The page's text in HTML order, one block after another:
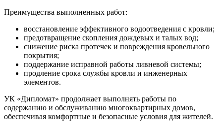
Преимущества выполненных работ:
восстановление эффективного водоотведения с кровли;
предотвращение скопления дождевых и талых вод;
снижение риска протечек и повреждения кровельного
покрытия;
поддержание исправной работы ливневой системы;
продление срока службы кровли и инженерных
элементов.
УК «Дипломат» продолжает выполнять работы по
содержанию и обслуживанию многоквартирных домов,
обеспечивая комфортные и безопасные условия для жителей.